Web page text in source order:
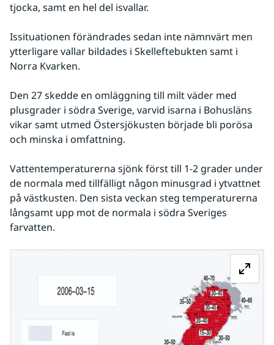
tjocka, samt en hel del isvallar.
Issituationen förändrades sedan inte nämnvärt men
ytterligare vallar bildades i Skelleftebukten samt i
Norra Kvarken.
Den 27 skedde en omläggning till milt väder med
plusgrader i södra Sverige, varvid isarna i Bohusläns
vikar samt utmed Östersjökusten började bli porösa
och minska i omfattning.
Vattentemperaturerna sjönk först till 1-2 grader under
de normala med tillfälligt någon minusgrad i ytvattnet
på västkusten. Den sista veckan steg temperaturerna
långsamt upp mot de normala i södra Sveriges
farvatten.